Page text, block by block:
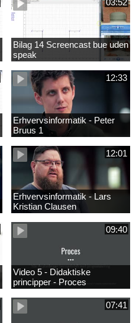
Bilag 14 Screencast bue uden
speak
12:33
Erhvervsinformatik - Peter
Bruus 1
12:01
Erhvervsinformatik - Lars
Kristian Clausen
09:40
Video 5 - Didaktiske
principper - Proces
07:41